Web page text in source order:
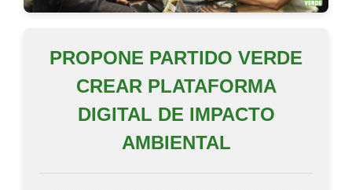
PROPONE PARTIDO VERDE
CREAR PLATAFORMA
DIGITAL DE IMPACTO
AMBIENTAL